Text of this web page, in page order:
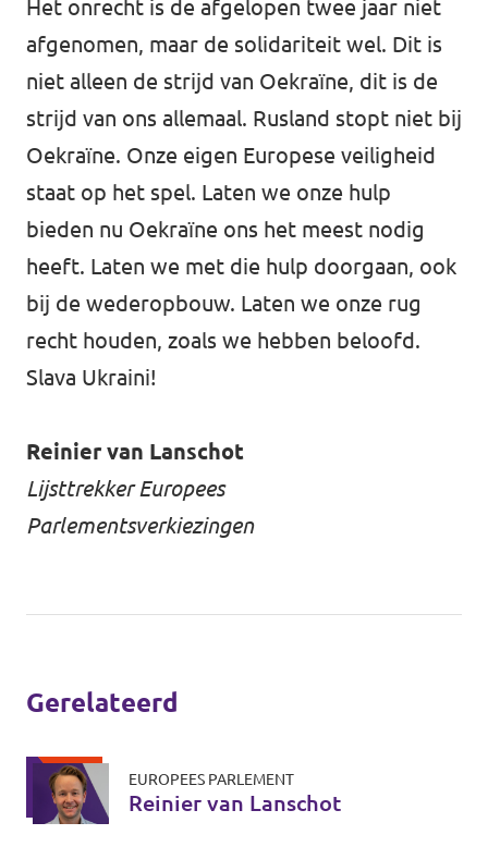
Het onrecht is de afgelopen twee jaar niet
afgenomen, maar de solidariteit wel. Dit is
niet alleen de strijd van Oekraïne, dit is de
strijd van ons allemaal. Rusland stopt niet bij
Oekraïne. Onze eigen Europese veiligheid
staat op het spel. Laten we onze hulp
bieden nu Oekraïne ons het meest nodig
heeft. Laten we met die hulp doorgaan, ook
bij de wederopbouw. Laten we onze rug
recht houden, zoals we hebben beloofd.
Slava Ukraini!
Reinier van Lanschot
Lijsttrekker Europees
Parlementsverkiezingen
Gerelateerd
EUROPEES PARLEMENT
Reinier van Lanschot